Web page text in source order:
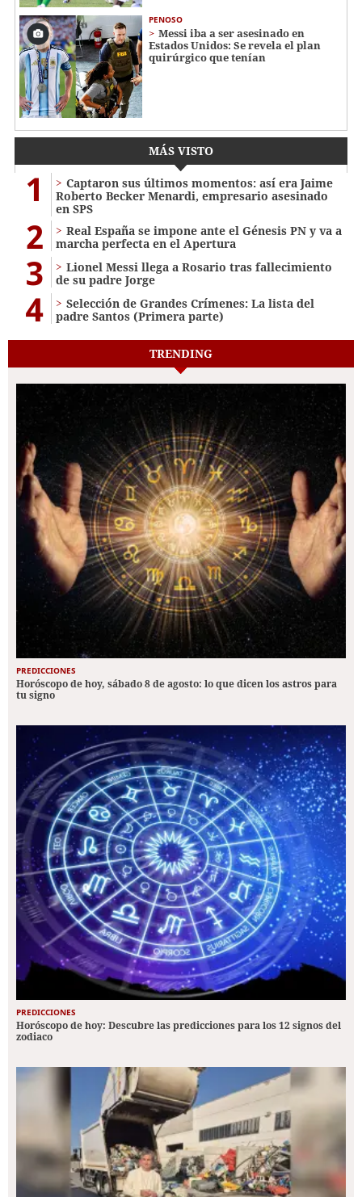
PENOSO
Messi iba a ser asesinado en
Estados Unidos: Se revela el plan
quirúrgico que tenían
MÁS VISTO
1
Captaron sus últimos momentos: así era Jaime
Roberto Becker Menardi​​​, empresario asesinado
en SPS
2
Real España se impone ante el Génesis PN y va a
marcha perfecta en el Apertura
3
Lionel Messi llega a Rosario tras fallecimiento
de su padre Jorge
4
Selección de Grandes Crímenes: La lista del
padre Santos (Primera parte)
TRENDING
PREDICCIONES
Horóscopo de hoy, sábado 8 de agosto: lo que dicen los astros para
tu signo
PREDICCIONES
Horóscopo de hoy: Descubre las predicciones para los 12 signos del
zodiaco